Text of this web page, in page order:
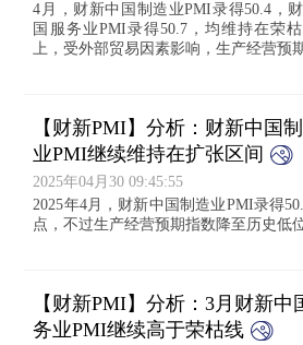
4月，财新中国制造业PMI录得50.4，
国服务业PMI录得50.7，均维持在荣
上，受外部贸易因素影响，生产经营预
【财新PMI】分析：财新中国
业PMI继续维持在扩张区间
2025年04月30 09:45:55
2025年4月，财新中国制造业PMI录得
点，不过生产经营预期指数降至历史低
【财新PMI】分析：3月财新中
务业PMI继续高于荣枯线